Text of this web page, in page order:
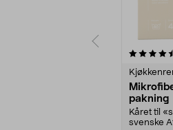
pakning
Kåret til
svenske